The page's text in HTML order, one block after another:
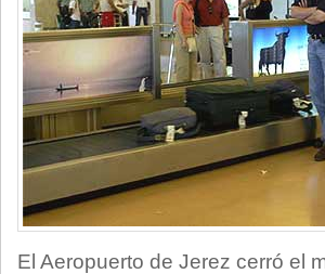
El Aeropuerto de Jerez cerró el